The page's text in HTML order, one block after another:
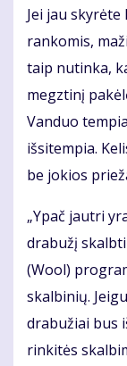
Jei jau
rankomis,
taip nutinka,
megztinį
Vanduo
išsitempia.
be jokios
„Ypač jautri
drabužį
(Wool)
skalbinių.
drabužiai bus
rinkitės